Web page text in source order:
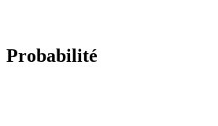
Probabilité